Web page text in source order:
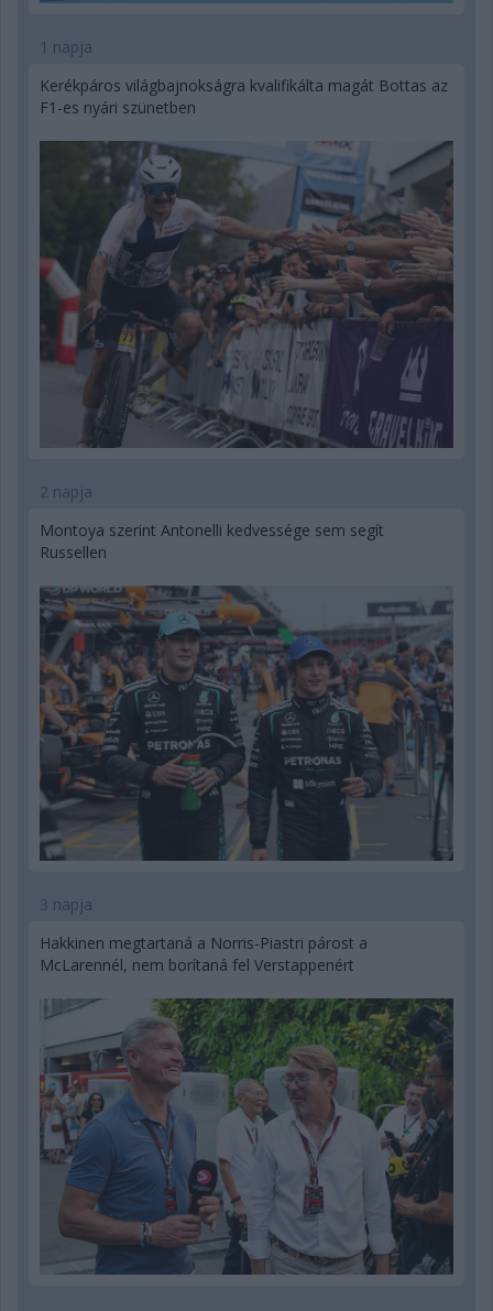
1 napja
Kerékpáros világbajnokságra kvalifikálta magát Bottas az
F1-es nyári szünetben
2 napja
Montoya szerint Antonelli kedvessége sem segít
Russellen
3 napja
Hakkinen megtartaná a Norris-Piastri párost a
McLarennél, nem borítaná fel Verstappenért